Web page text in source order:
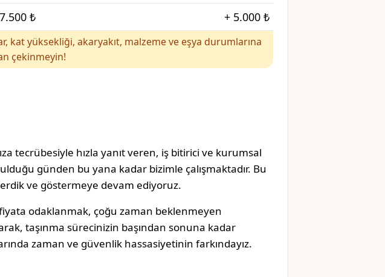
₺ + 5.000 ₺
kat yüksekliği, akaryakıt, malzeme ve eşya durumlarına
çekinmeyin!
tecrübesiyle hızla yanıt veren, iş bitirici ve kurumsal
günden bu yana kadar bizimle çalışmaktadır. Bu
ve göstermeye devam ediyoruz.
fiyata odaklanmak, çoğu zaman beklenmeyen
taşınma sürecinizin başından sonuna kadar
zaman ve güvenlik hassasiyetinin farkındayız.